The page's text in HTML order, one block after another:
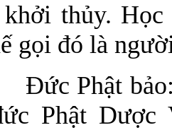
thủy. Học
gọi đó là
Đức Phật
Phật Dược